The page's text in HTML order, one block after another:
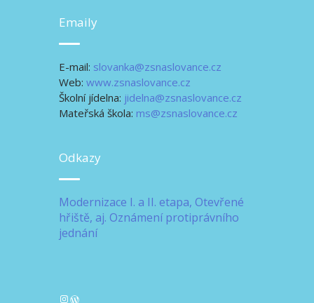
Emaily
E-mail: slovanka@zsnaslovance.cz
Web: www.zsnaslovance.cz
Školní jídelna: jidelna@zsnaslovance.cz
Mateřská škola: ms@zsnaslovance.cz
Odkazy
Modernizace I. a II. etapa, Otevřené
hřiště, aj. Oznámení protiprávního
jednání
Instagram